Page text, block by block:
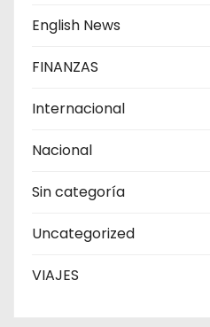
English News
FINANZAS
Internacional
Nacional
Sin categoría
Uncategorized
VIAJES